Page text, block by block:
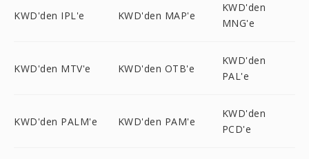
KWD'den IPL'e KWD'den MAP'e
KWD'den
MNG'e
KWD'den MTV'e KWD'den OTB'e
KWD'den
PAL'e
KWD'den PALM'e KWD'den PAM'e
KWD'den
PCD'e